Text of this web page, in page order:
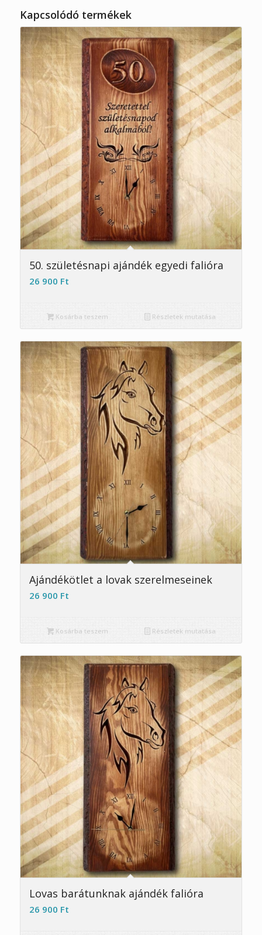
Kapcsolódó termékek
5.00
50. születésnapi ajándék egyedi falióra
26 900 Ft
Kosárba teszem Részletek mutatása
5.00
Ajándékötlet a lovak szerelmeseinek
26 900 Ft
Kosárba teszem Részletek mutatása
Lovas barátunknak ajándék falióra
26 900 Ft